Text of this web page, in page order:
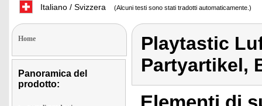
Italiano / Svizzera (Alcuni testi sono stati tradotti automaticamente.)
Home
Panoramica del
prodotto:
Playtastic
Partyartikel,